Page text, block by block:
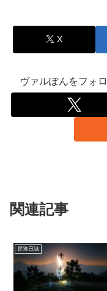
X
ヴァルぽんをフォ
関連記事
冒険日誌